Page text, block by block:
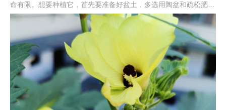
命有限。想要种植它，首先要准备好盆土，多选用陶盆和疏松肥沃
的沙壤土，并加入少量的基肥。播种前要先将种子浸泡在水中，之
后再放到温暖处催芽，出芽后可以将它埋在土中，浇适量的水即